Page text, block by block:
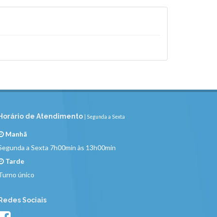
Horário de Atendimento | Segunda a Sexta
Manhã
a Sexta 7h00min às 13h00min
Tarde
único
Redes Sociais